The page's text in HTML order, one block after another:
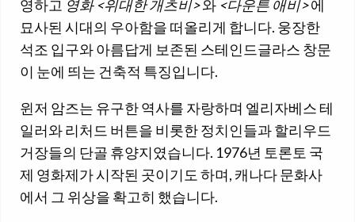
영하고 영화 <위대한 개츠비>와 <다운튼 애비>에
묘사된 시대의 우아함을 떠올리게 합니다. 웅장한
석조 입구와 아름답게 보존된 스테인드글라스 창문
이 눈에 띄는 건축적 특징입니다.
윈저 암즈는 유구한 역사를 자랑하며 엘리자베스 테
일러와 리처드 버튼을 비롯한 정치인들과 할리우드
거장들의 단골 휴양지였습니다. 1976년 토론토 국
제 영화제가 시작된 곳이기도 하며, 캐나다 문화사
에서 그 위상을 확고히 했습니다.